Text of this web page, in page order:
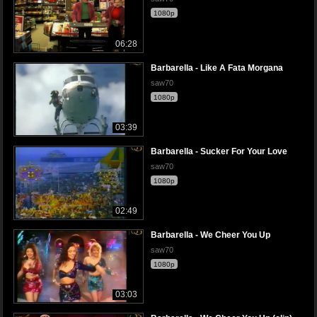
06:28
1080p
03:39
Barbarella - Like A Fata Morgana
saw70
1080p
02:49
Barbarella - Sucker For Your Love
saw70
1080p
03:03
Barbarella - We Cheer You Up
saw70
1080p